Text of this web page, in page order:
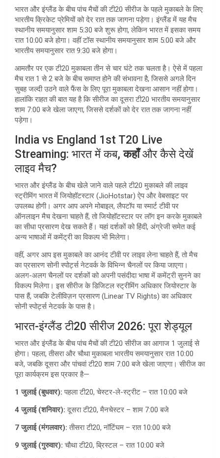
भारत और इंग्लैंड के बीच पांच मैचों की टी20 सीरीज के पहले मुकाबले के लिए
भारतीय क्रिकेट प्रेमियों को देर रात तक जागना पड़ेगा। इंग्लैंड में यह मैच
स्थानीय समयानुसार शाम 5:30 बजे शुरू होगा, लेकिन भारत में इसका समय
रात 10:00 बजे होगा। वहीं टॉस स्थानीय समयानुसार शाम 5:00 बजे और
भारतीय समयानुसार रात 9:30 बजे होगा।
आमतौर पर एक टी20 मुकाबला तीन से चार घंटे तक चलता है। ऐसे में पहला
मैच रात 1 से 2 बजे के बीच समाप्त होने की संभावना है, जिससे अगले दिन
सुबह जल्दी उठने वाले फैंस के लिए पूरा मुकाबला देखना आसान नहीं होगा।
हालांकि राहत की बात यह है कि सीरीज का दूसरा टी20 भारतीय समयानुसार
शाम 7:00 बजे खेला जाएगा, जिससे दर्शकों को देर रात तक जागना नहीं
पड़ेगा।
India vs England 1st T20 Live
Streaming: भारत में कब,कहाँऔर कैसे देखें
लाइव मैच?
भारत और इंग्लैंड के बीच खेले जाने वाले पहले टी20 मुकाबले की लाइव
स्ट्रीमिंग भारत में जियोहॉटस्टार (JioHotstar) ऐप और वेबसाइट पर
उपलब्ध होगी। अगर आप अपने मोबाइल, लैपटॉप या स्मार्ट टीवी पर
ऑनलाइन मैच देखना चाहते हैं, तो जियोहॉटस्टार पर लॉग इन करके मुकाबले
का सीधा प्रसारण देख सकते हैं। यहां दर्शकों को हिंदी, अंग्रेजी समेत कई
अन्य भाषाओं में कमेंट्री का विकल्प भी मिलेगा।
वहीं, अगर आप इस मुकाबले का आनंद टीवी पर लाइव लेना चाहते हैं, तो मैच
का प्रसारण सोनी स्पोर्ट्स नेटवर्क के विभिन्न चैनलों पर किया जाएगा।
अलग-अलग चैनलों पर दर्शकों को अपनी पसंदीदा भाषा में कमेंट्री सुनने का
विकल्प मिलेगा। इस सीरीज के डिजिटल स्ट्रीमिंग अधिकार जियोस्टार के
पास हैं, जबकि टेलीविज़न प्रसारण (Linear TV Rights) का अधिकार
सोनी स्पोर्ट्स नेटवर्क के पास है।
भारत-इंग्लैंड टी20 सीरीज 2026: पूरा शेड्यूल
भारत और इंग्लैंड के बीच पांच मैचों की टी20 सीरीज का आगाज 1 जुलाई से
होगा। पहला, तीसरा और चौथा मुकाबला भारतीय समयानुसार रात 10:00
बजे, जबकि दूसरा और पांचवां टी20 शाम 7:00 बजे खेला जाएगा। सीरीज का
पूरा कार्यक्रम इस प्रकार है—
1 जुलाई (बुधवार):पहला टी20, चेस्टर-ले-स्ट्रीट – रात 10:00 बजे
4 जुलाई (शनिवार):दूसरा टी20, मैनचेस्टर – शाम 7:00 बजे
7 जुलाई (मंगलवार):तीसरा टी20, नॉटिंघम – रात 10:00 बजे
9 जुलाई (गुरुवार):चौथा टी20, ब्रिस्टल – रात 10:00 बजे